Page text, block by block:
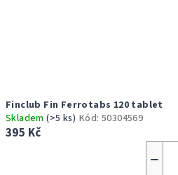
Finclub Fin Ferrotabs 120 tablet
Skladem(>5 ks) Kód:50304569
395 Kč
−